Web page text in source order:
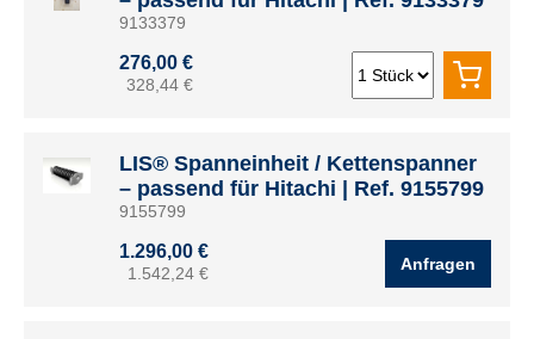
9133379
276,00 €
328,44 €
LIS® Spanneinheit / Kettenspanner
– passend für Hitachi | Ref. 9155799
9155799
1.296,00 €
1.542,24 € Anfragen